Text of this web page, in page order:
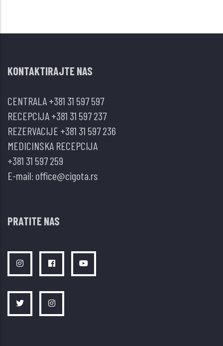
KONTAKTIRAJTE NAS
CENTRALA+381 31 597 597
RECEPCIJA+381 31 597 237
REZERVACIJE +381 31 597 236
MEDICINSKA RECEPCIJA
+381 31 597 259
E-mail: office@cigota.rs
PRATITE NAS